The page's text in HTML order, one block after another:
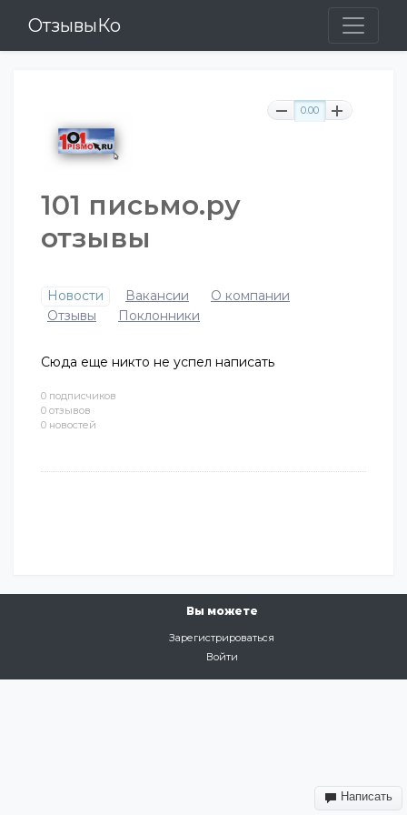
ОтзывыКо
0 подписчиков
0 отзывов
0 новостей
0.00
101 письмо.ру
отзывы
Новости Вакансии
О компании
Отзывы
Поклонники
Сюда еще никто не успел написать
Вы можете
Зарегистрироваться
Войти
Написать